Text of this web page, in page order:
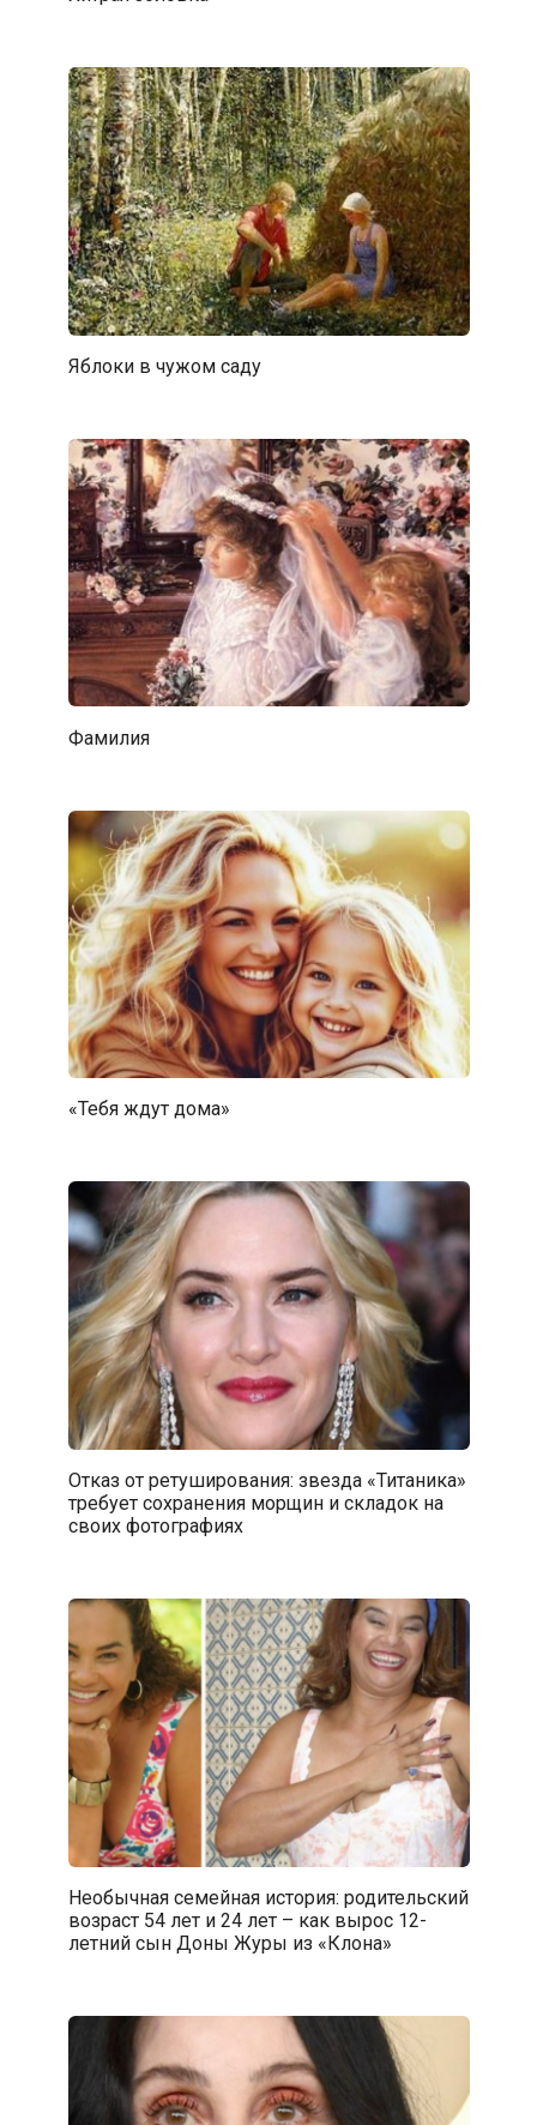
Яблоки в чужом саду
Фамилия
«Тебя ждут дома»
Отказ от ретуширования: звезда «Титаника»
требует сохранения морщин и складок на
своих фотографиях
Необычная семейная история: родительский
возраст 54 лет и 24 лет – как вырос 12-
летний сын Доны Журы из «Клона»